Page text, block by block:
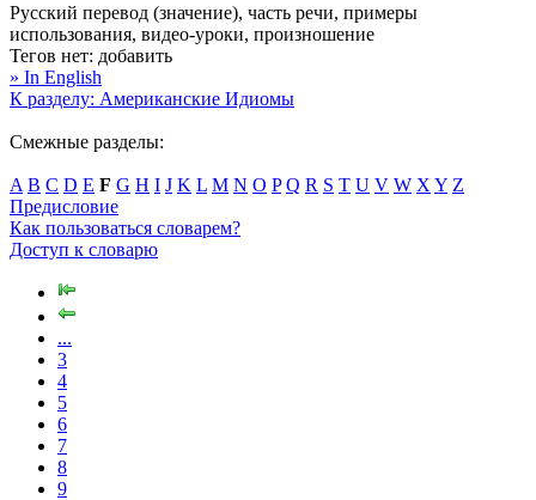
Русский перевод (значение), часть речи, примеры
использования, видео-уроки, произношение
Тегов нет: добавить
» In English
К разделу: Американские Идиомы
Смежные разделы:
A B C D E F G H I J K L M N O P Q R S T U V W X Y Z
Предисловие
Как пользоваться словарем?
Доступ к словарю
...
3
4
5
6
7
8
9